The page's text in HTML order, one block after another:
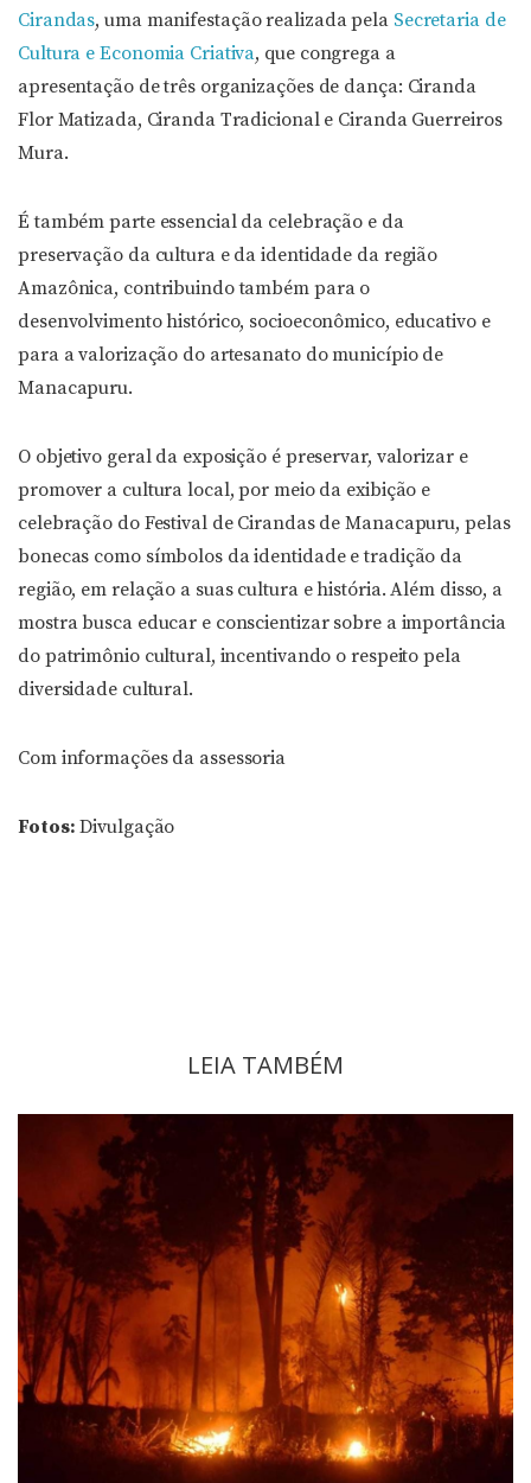
Cirandas, uma manifestação realizada pela Secretaria de
Cultura e Economia Criativa, que congrega a
apresentação de três organizações de dança: Ciranda
Flor Matizada, Ciranda Tradicional e Ciranda Guerreiros
Mura.
É também parte essencial da celebração e da
preservação da cultura e da identidade da região
Amazônica, contribuindo também para o
desenvolvimento histórico, socioeconômico, educativo e
para a valorização do artesanato do município de
Manacapuru.
O objetivo geral da exposição é preservar, valorizar e
promover a cultura local, por meio da exibição e
celebração do Festival de Cirandas de Manacapuru, pelas
bonecas como símbolos da identidade e tradição da
região, em relação a suas cultura e história. Além disso, a
mostra busca educar e conscientizar sobre a importância
do patrimônio cultural, incentivando o respeito pela
diversidade cultural.
Com informações da assessoria
Fotos: Divulgação
LEIA TAMBÉM